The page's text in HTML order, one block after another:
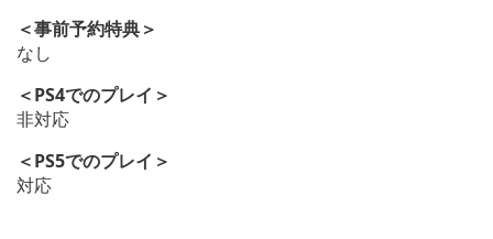
＜事前予約特典＞
なし
＜PS4でのプレイ＞
非対応
＜PS5でのプレイ＞
対応